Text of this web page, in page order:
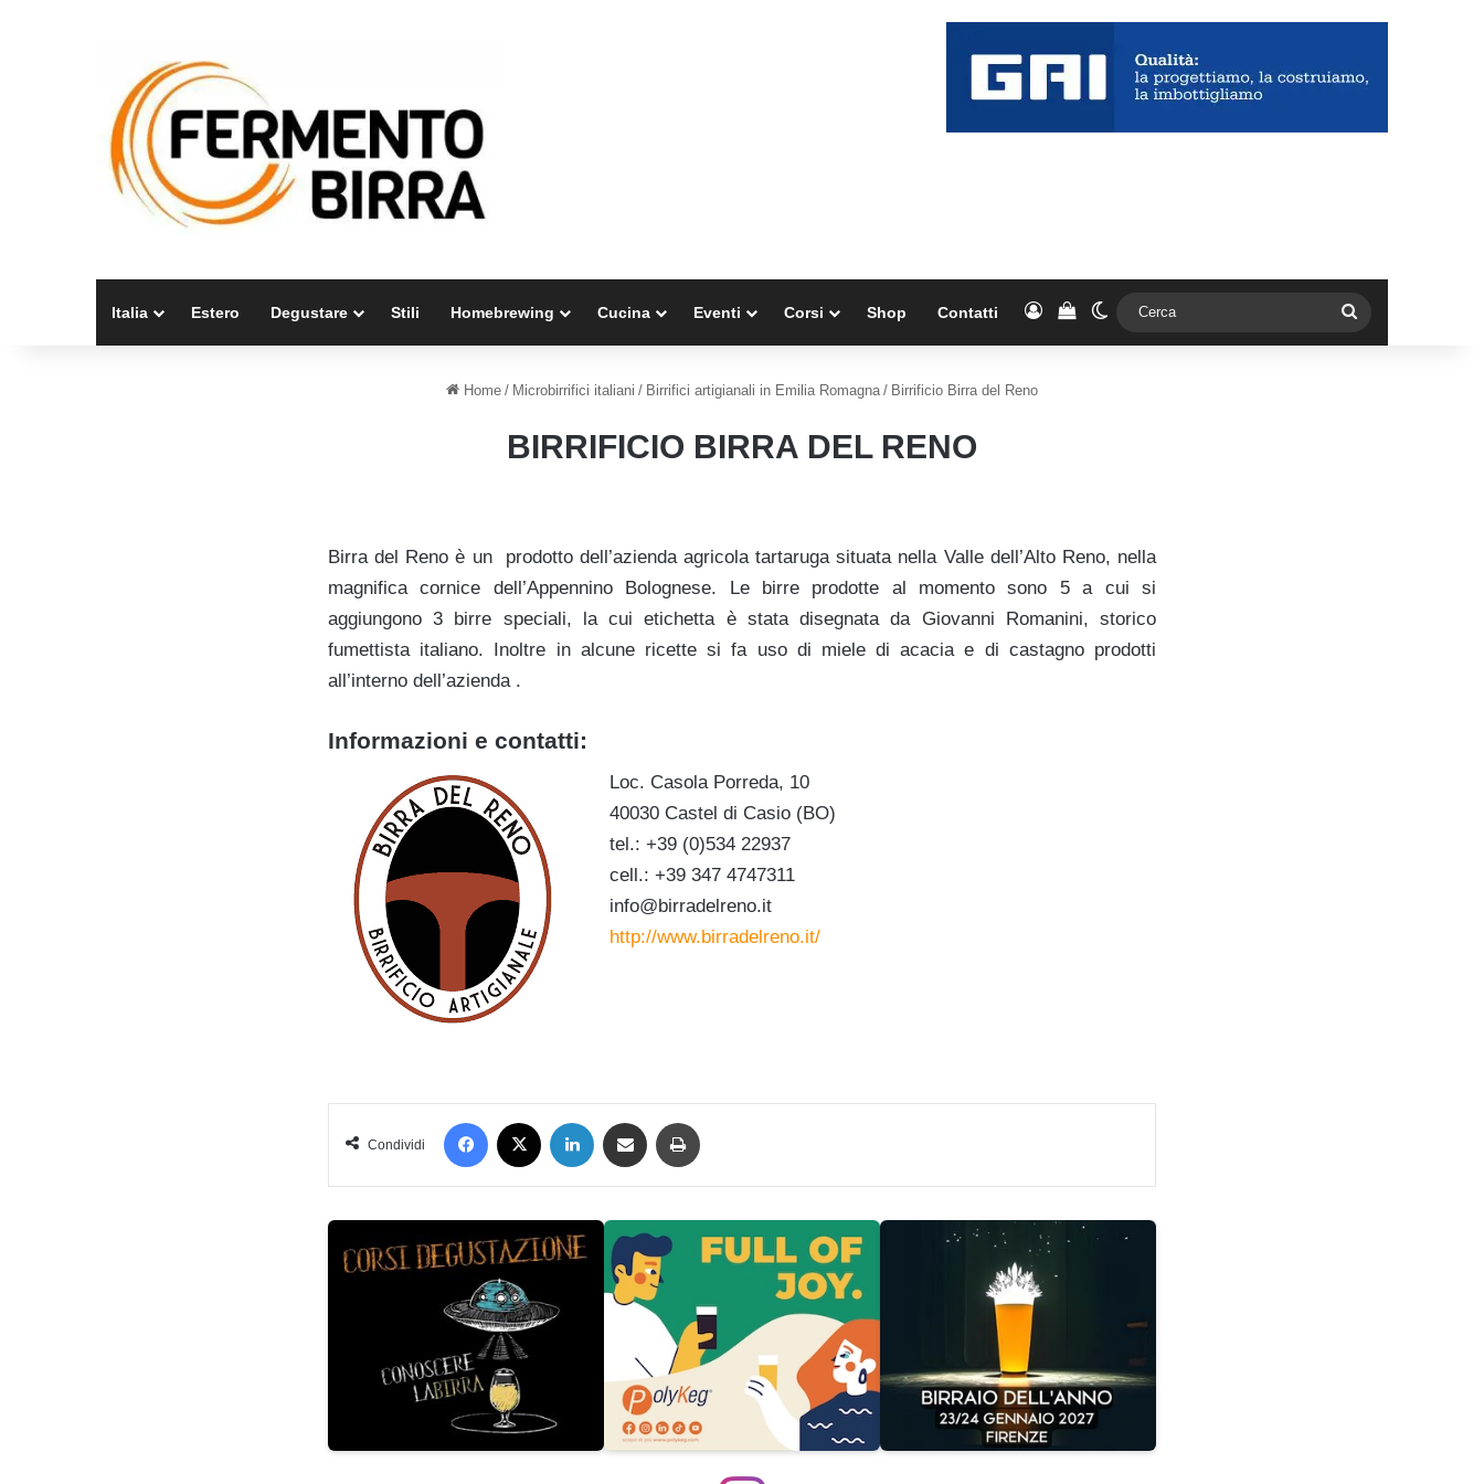
Italia Estero Degustare Stili Homebrewing Cucina Eventi Corsi Shop Contatti AccediVedi il carrello
Cambia aspetto
Home / Microbirrifici italiani / Birrifici artigianali in Emilia Romagna / Birrificio Birra del Reno
BIRRIFICIO BIRRA DEL RENO
Birra del Reno è un prodotto dell’azienda agricola tartaruga situata nella Valle dell’Alto Reno, nella
magnifica cornice dell’Appennino Bolognese. Le birre prodotte al momento sono 5 a cui si
aggiungono 3 birre speciali, la cui etichetta è stata disegnata da Giovanni Romanini, storico
fumettista italiano. Inoltre in alcune ricette si fa uso di miele di acacia e di castagno prodotti
all’interno dell’azienda .
Informazioni e contatti:
Loc. Casola Porreda, 10
40030 Castel di Casio (BO)
tel.: +39 (0)534 22937
cell.: +39 347 4747311
info@birradelreno.it
http://www.birradelreno.it/
Condividi
Facebook LinkedIn Condividi via mail